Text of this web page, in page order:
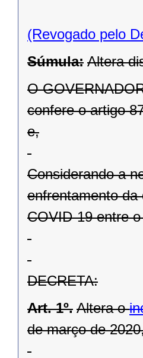
(Revogado pelo
Súmula: Altera
O
confere o artigo
e,
Considerando a
enfrentamento
COVID-19 entre
DECRETA:
Art. 1º. Altera o
de março de